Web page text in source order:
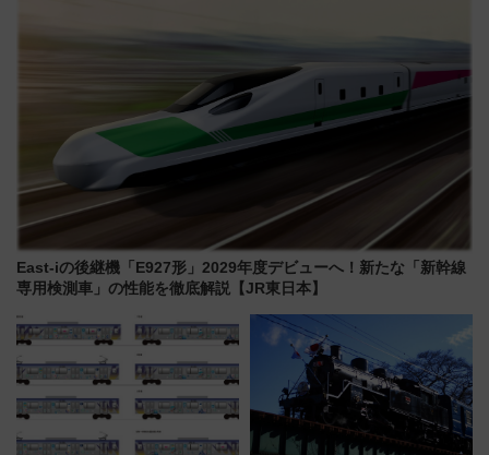
East-iの後継機「E927形」2029年度デビューへ！新たな「新幹線
専用検測車」の性能を徹底解説【JR東日本】